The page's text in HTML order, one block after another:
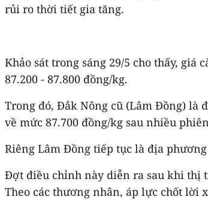
rủi ro thời tiết gia tăng.
Khảo sát trong sáng 29/5 cho thấy, giá
87.200 - 87.800 đồng/kg.
Trong đó, Đắk Nông cũ (Lâm Đồng) là
về mức 87.700 đồng/kg sau nhiều
Riêng Lâm Đồng tiếp tục là địa
Đợt điều chỉnh này diễn ra sau khi thị
Theo các thương nhân, áp lực chốt